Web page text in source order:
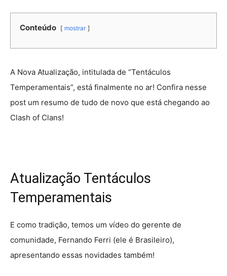
Conteúdo mostrar
A Nova Atualização, intitulada de “Tentáculos
Temperamentais”, está finalmente no ar! Confira nesse
post um resumo de tudo de novo que está chegando ao
Clash of Clans!
Atualização Tentáculos
Temperamentais
E como tradição, temos um vídeo do gerente de
comunidade, Fernando Ferri (ele é Brasileiro),
apresentando essas novidades também!